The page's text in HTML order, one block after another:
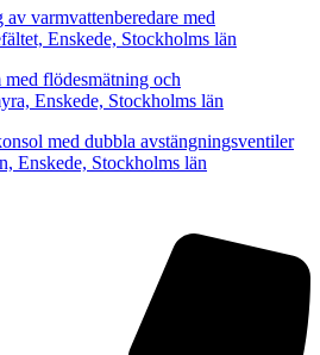
varmvattenberedare med
Enskede, Stockholms län
flödesmätning och
Enskede, Stockholms län
med dubbla avstängningsventiler
Enskede, Stockholms län